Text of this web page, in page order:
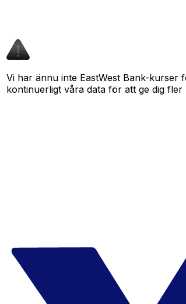
Vi har ännu inte EastWest Bank-kurser
kontinuerligt våra data för att ge dig fler